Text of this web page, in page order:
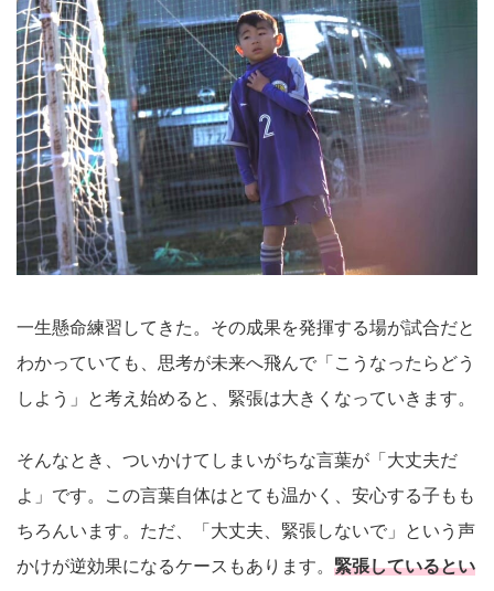
一生懸命練習してきた。その成果を発揮する場が試合だと
わかっていても、思考が未来へ飛んで「こうなったらどう
しよう」と考え始めると、緊張は大きくなっていきます。
そんなとき、ついかけてしまいがちな言葉が「大丈夫だ
よ」です。この言葉自体はとても温かく、安心する子もも
ちろんいます。ただ、「大丈夫、緊張しないで」という声
かけが逆効果になるケースもあります。 緊張しているとい